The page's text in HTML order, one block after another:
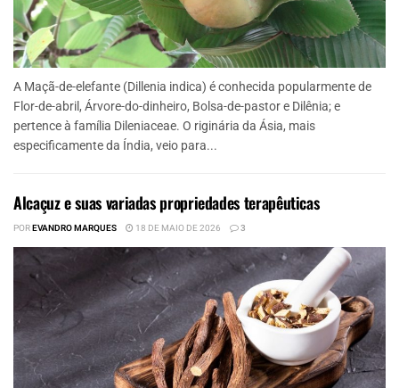
A Maçã-de-elefante (Dillenia indica) é conhecida popularmente de
Flor-de-abril, Árvore-do-dinheiro, Bolsa-de-pastor e Dilênia; e
pertence à família Dileniaceae. O riginária da Ásia, mais
especificamente da Índia, veio para...
Alcaçuz e suas variadas propriedades terapêuticas
POREVANDRO MARQUES 18 DE MAIO DE 2026 3